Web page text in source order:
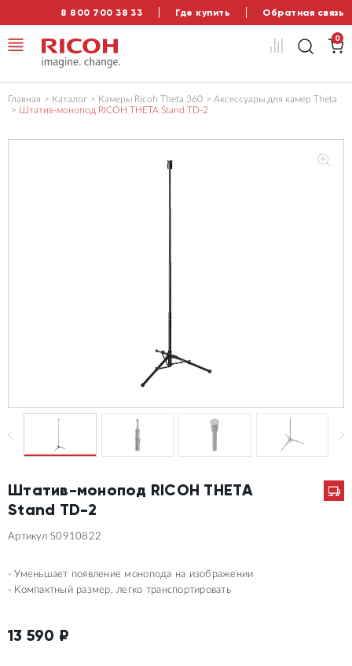
8 800 700 38 33 Где купить Обратная связь
0
Главная Каталог Камеры Ricoh Theta 360
Аксессуары для камер Theta
Штатив-монопод RICOH THETA Stand TD-2
Штатив-монопод RICOH THETA
Stand TD-2
Артикул S0910822
Уменьшает появление монопода на изображении
Компактный размер, легко транспортировать
13 590 ₽